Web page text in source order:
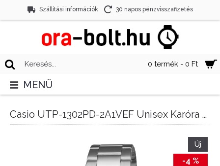
Szállítási információk 30 napos pénzvisszafizetés
0 termék - 0 Ft
MENÜ
Casio UTP-1302PD-2A1VEF Unisex Karóra - Unisex Basic 35mm
Új
-4 %